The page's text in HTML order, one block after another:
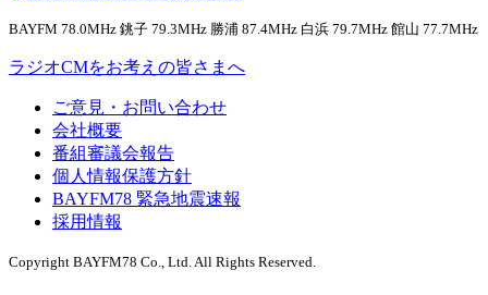
BAYFM 78.0MHz 銚子 79.3MHz 勝浦 87.4MHz 白浜 79.7MHz 館山 77.7MHz
ラジオCMをお考えの皆さまへ
ご意見・お問い合わせ
会社概要
番組審議会報告
個人情報保護方針
BAYFM78 緊急地震速報
採用情報
Copyright BAYFM78 Co., Ltd. All Rights Reserved.